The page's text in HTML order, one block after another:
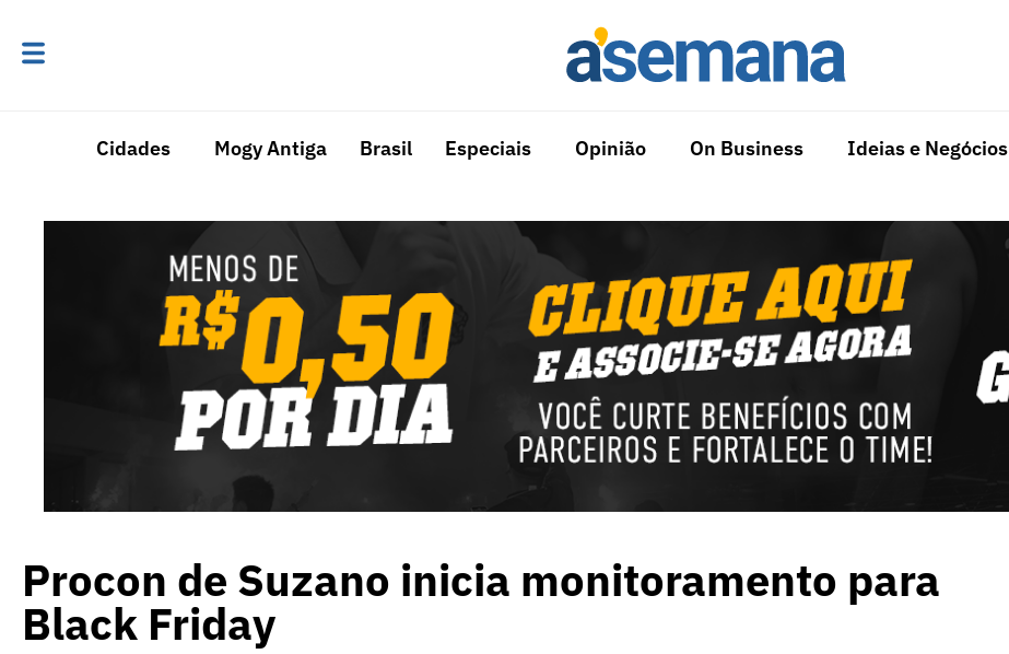
Cidades Mogy Antiga Brasil Especiais Opinião On Business Ideias e Negócios
Procon de Suzano inicia monitoramento para
Black Friday